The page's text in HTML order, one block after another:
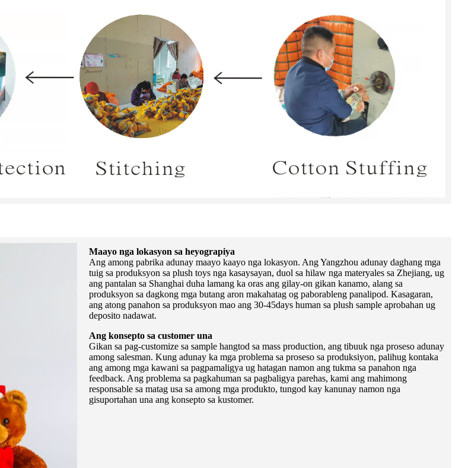
Maayo nga lokasyon sa heyograpiya
Ang among pabrika adunay maayo kaayo nga lokasyon. Ang Yangzhou adunay daghang mga
tuig sa produksyon sa plush toys nga kasaysayan, duol sa hilaw nga materyales sa Zhejiang, ug
ang pantalan sa Shanghai duha lamang ka oras ang gilay-on gikan kanamo, alang sa
produksyon sa dagkong mga butang aron makahatag og paborableng panalipod. Kasagaran,
ang atong panahon sa produksyon mao ang 30-45days human sa plush sample aprobahan ug
deposito nadawat.
Ang konsepto sa customer una
Gikan sa pag-customize sa sample hangtod sa mass production, ang tibuuk nga proseso adunay
among salesman. Kung adunay ka mga problema sa proseso sa produksiyon, palihug kontaka
ang among mga kawani sa pagpamaligya ug hatagan namon ang tukma sa panahon nga
feedback. Ang problema sa pagkahuman sa pagbaligya parehas, kami ang mahimong
responsable sa matag usa sa among mga produkto, tungod kay kanunay namon nga
gisuportahan una ang konsepto sa kustomer.